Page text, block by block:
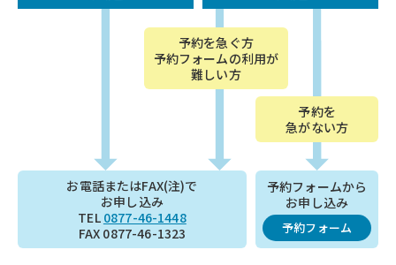
予約を急ぐ方
予約フォームの利用が
難しい方
予約を
急がない方
お電話またはFAX(注)で
お申し込み
TEL 0877-46-1448
FAX 0877-46-1323
予約フォームから
お申し込み
予約フォーム